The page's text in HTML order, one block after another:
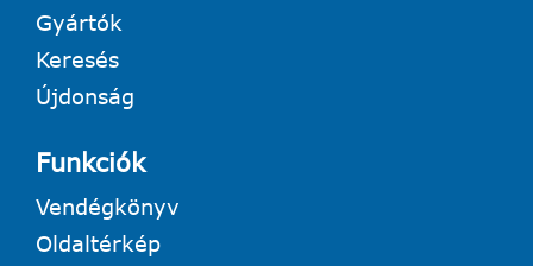
Gyártók
Keresés
Újdonság
Funkciók
Vendégkönyv
Oldaltérkép